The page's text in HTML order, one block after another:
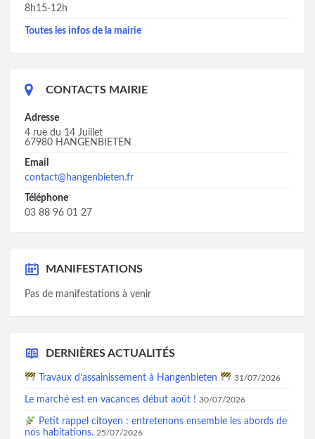
8h15-12h
Toutes les infos de la mairie
CONTACTS MAIRIE
Adresse
4 rue du 14 Juillet
67980 HANGENBIETEN
Email
contact@hangenbieten.fr
Téléphone
03 88 96 01 27
MANIFESTATIONS
Pas de manifestations à venir
DERNIÈRES ACTUALITÉS
Travaux d’assainissement à Hangenbieten 31/07/2026
Le marché est en vacances début août ! 30/07/2026
Petit rappel citoyen : entretenons ensemble les abords de
nos habitations. 25/07/2026